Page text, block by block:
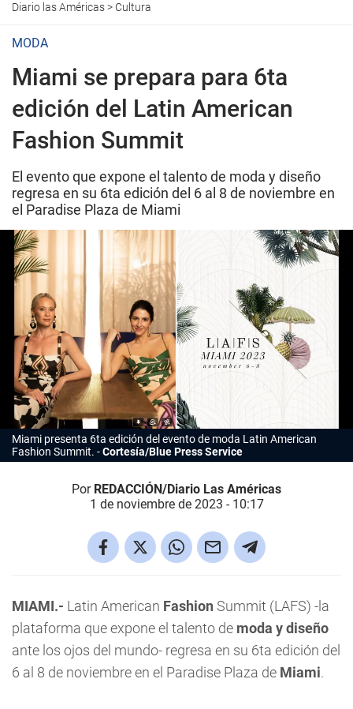
Diario las Américas> Cultura
MODA
Miami se prepara para 6ta
edición del Latin American
Fashion Summit
El evento que expone el talento de moda y diseño
regresa en su 6ta edición del 6 al 8 de noviembre en
el Paradise Plaza de Miami
Miami presenta 6ta edición del evento de moda Latin American
Fashion Summit.
Cortesía/Blue Press Service
Por REDACCIÓN/Diario Las Américas
1 de noviembre de 2023 - 10:17
MIAMI.- Latin American Fashion Summit (LAFS) -la
plataforma que expone el talento de moda y diseño
ante los ojos del mundo- regresa en su 6ta edición del
6 al 8 de noviembre en el Paradise Plaza de Miami.